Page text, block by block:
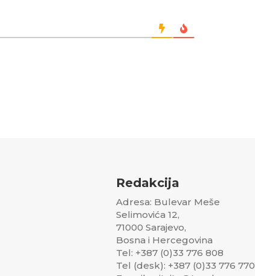
Redakcija
Adresa: Bulevar Meše
Selimovića 12,
71000 Sarajevo,
Bosna i Hercegovina
Tel: +387 (0)33 776 808
Tel (desk): +387 (0)33 776 770